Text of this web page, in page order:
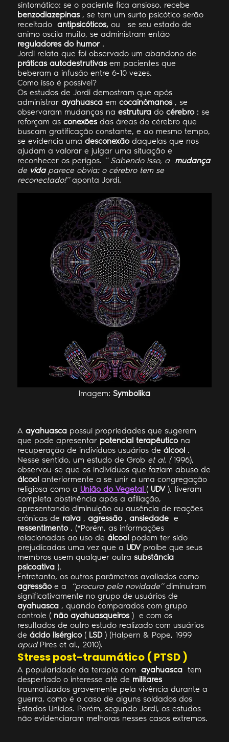
sintomático: se o paciente fica ansioso, recebe
benzodiazepinas, se tem um surto psicótico serão
receitado antipsicóticos,ou
se seu estado de
animo oscila muito, se administram então
reguladores do humor.
Jordi relata que foi observado um abandono de
práticas autodestrutivasem pacientes que
beberam a infusão entre 6-10 vezes.
Como isso é possível?
Os estudos de Jordi demostram que após
administrar ayahuascaem cocainômanos, se
observaram mudanças na estruturado cérebro: se
reforçam as conexõesdas áreas do cérebro que
buscam gratificação constante, e ao mesmo tempo,
se evidencia uma desconexãodaquelas que nos
ajudam a valorar e julgar uma situação e
reconhecer os perigos. ” Sabendo isso, a mudança
de vidaparece obvia: o cérebro tem se
reconectado!”aponta Jordi.
Imagem: Symbolika
A ayahuascapossui propriedades que sugerem
que pode apresentar potencial terapêuticona
recuperação de indivíduos usuários de álcool.
Nesse sentido, um estudo de Grob et al. (1996),
observou-se que os indivíduos que faziam abuso de
álcoolanteriormente a se unir a uma congregação
religiosa como a União do Vegetal ( UDV), tiveram
completa abstinência após a afiliação,
apresentando diminuição ou ausência de reações
crônicas de raiva, agressão, ansiedadee
ressentimento. (*Porém, as informações
relacionadas ao uso de álcoolpodem ter sido
prejudicadas uma vez que a UDVproíbe que seus
membros usem qualquer outra substância
psicoativa).
Entretanto, os outros parâmetros avaliados como
agressãoe a “procura pela novidade”diminuíram
significativamente no grupo de usuários de
ayahuasca, quando comparados com grupo
controle ( não ayahuasqueiros) e com os
resultados de outro estudo realizado com usuários
de ácido lisérgico( LSD) (Halpern & Pope, 1999
apudPires et al., 2010).
Stress post-traumático ( PTSD )
A popularidade da terapia com ayahuascatem
despertado o interesse até de militares
traumatizados gravemente pela vivência durante a
guerra, como é o caso de alguns soldados dos
Estados Unidos. Porém, segundo Jordi, os estudos
não evidenciaram melhoras nesses casos extremos.